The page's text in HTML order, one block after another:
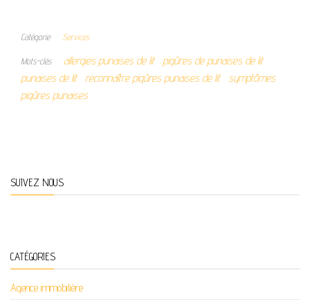
Catégorie Services
Mots-clés allergies punaises de lit
piqûres de punaises de lit
punaises de lit
reconnaître piqûres punaises de lit
symptômes
piqûres punaises
SUIVEZ NOUS
CATÉGORIES
Agence immobilière